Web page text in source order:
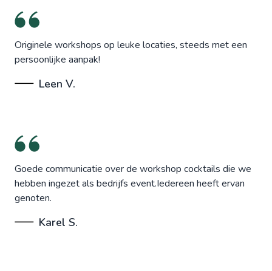
Originele workshops op leuke locaties, steeds met een
persoonlijke aanpak!
Leen V.
Goede communicatie over de workshop cocktails die we
hebben ingezet als bedrijfs event.Iedereen heeft ervan
genoten.
Karel S.